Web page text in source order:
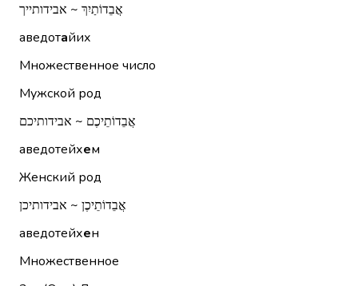
אֲבֵדוֹתַיִךְ ~ אבידותייך
аведотайих
Множественное число
Мужской род
אֲבֵדוֹתֵיכֶם ~ אבידותיכם
аведотейхем
Женский род
אֲבֵדוֹתֵיכֶן ~ אבידותיכן
аведотейхен
Множественное